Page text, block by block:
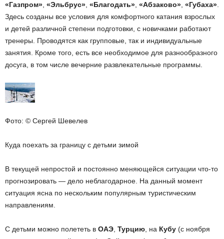
«Газпром» «Эльбрус» «Благодать» «Абзаково» «Губаха»
Здесь созданы все условия для комфортного катания взрослых
и детей различной степени подготовки, с новичками работают
тренеры. Проводятся как групповые, так и индивидуальные
занятия. Кроме того, есть все необходимое для разнообразного
досуга, в том числе вечерние развлекательные программы.
Фото: © Сергей Шевелев
Куда поехать за границу с детьми зимой
В текущей непростой и постоянно меняющейся ситуации что-то
прогнозировать — дело неблагодарное. На данный момент
ситуация ясна по нескольким популярным туристическим
направлениям.
С детьми можно полететь в ОАЭ Турцию , на Кубу (с ноября